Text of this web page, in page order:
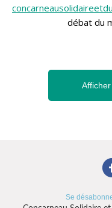
débat du
Se